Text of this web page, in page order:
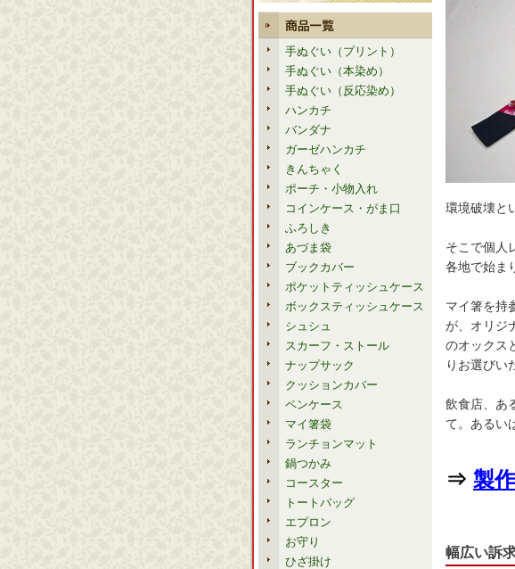
環境破壊と
そこで個人
各地で始ま
マイ箸を持
が、オリジ
のオックス
りお選びい
飲食店、あ
て。あるい
⇒ 製
幅広い訴
手ぬぐい（プリント）
手ぬぐい（本染め）
手ぬぐい（反応染め）
ハンカチ
バンダナ
ガーゼハンカチ
きんちゃく
ポーチ・小物入れ
コインケース・がま口
ふろしき
あづま袋
ブックカバー
ポケットティッシュケース
ボックスティッシュケース
シュシュ
スカーフ・ストール
ナップサック
クッションカバー
ペンケース
マイ箸袋
ランチョンマット
鍋つかみ
コースター
トートバッグ
エプロン
お守り
ひざ掛け